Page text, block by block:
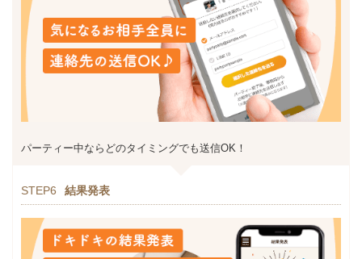
パーティー中ならどのタイミングでも送信OK！
STEP6 結果発表